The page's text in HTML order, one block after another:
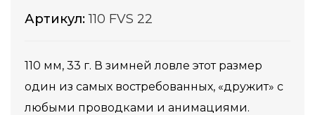
Артикул:110 FVS 22
110 мм, 33 г. В зимней ловле этот размер
один из самых востребованных, «дружит» с
любыми проводками и анимациями.